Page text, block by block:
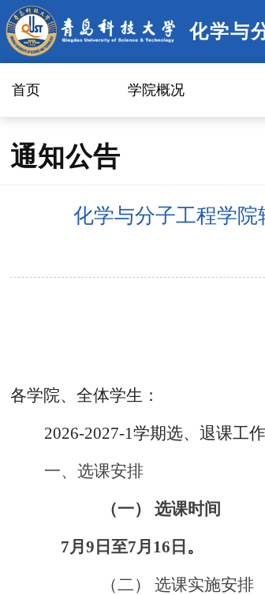
化学与
首页 学院概况
通知公告
化学与分子工程学
各学院、全体学生：
2026-2027-1学期选、退课工
一、 选课安排
（一） 选课时间
7月9日至7月16日 。
（二） 选课实施安排